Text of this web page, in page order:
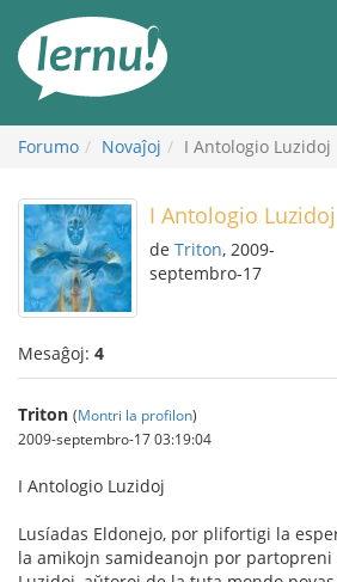
enhavo
Forumo Novaĵoj I Antologio Luzidoj
I Antologio Luzidoj
de Triton, 2009-
septembro-17
Mesaĝoj: 4
Triton (Montri la profilon)
2009-septembro-17 03:19:04
I Antologio Luzidoj
Lusíadas Eldonejo, por plifortigi la
la amikojn samideanojn por partopreni